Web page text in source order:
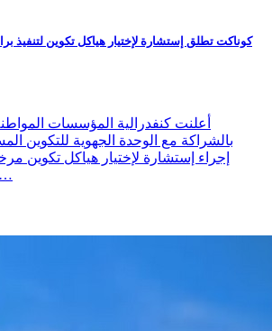
كوناكت تطلق إستشارة لإختيار هياكل تكوين لتنفيذ
أعلنت كنفدرالية المؤسسات
بالشراكة مع الوحدة الجهوية للتكوين
إجراء إستشارة لإختيار هياكل تكوين
التكوين المستمر، في…